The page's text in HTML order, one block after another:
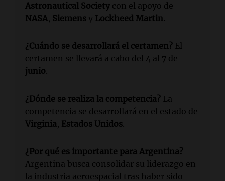
Astronautical Society con el apoyo de
NASA, Siemens y Lockheed Martin.
¿Cuándo se desarrollará el certamen? El
certamen se llevará a cabo del 4 al 7 de
junio.
¿Dónde se realiza la competencia? La
competencia se desarrollará en el estado de
Virginia, Estados Unidos.
¿Por qué es importante para Argentina?
Argentina busca consolidar su liderazgo en
la industria aeroespacial tras haber sido